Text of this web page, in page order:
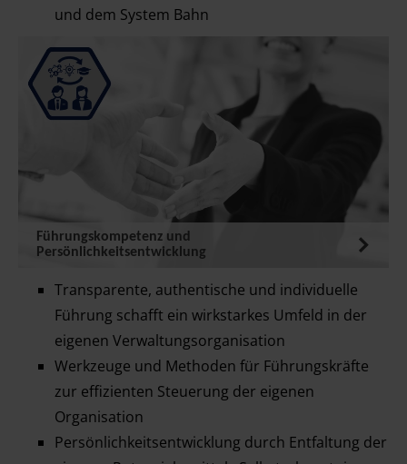
und dem System Bahn
Führungskompetenz und
Persönlichkeitsentwicklung
Transparente, authentische und individuelle
Führung schafft ein wirkstarkes Umfeld in der
eigenen Verwaltungsorganisation
Werkzeuge und Methoden für Führungskräfte
zur effizienten Steuerung der eigenen
Organisation
Persönlichkeitsentwicklung durch Entfaltung der